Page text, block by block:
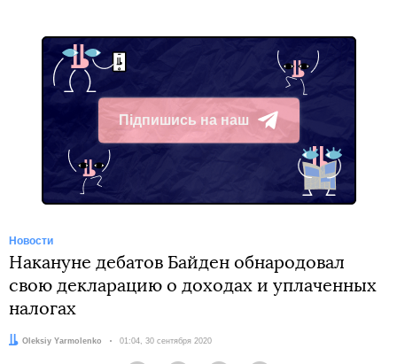
Підпишись на наш
Telegram
Новости
Накануне дебатов Байден обнародовал
свою декларацию о доходах и уплаченных
налогах
Автор:
Oleksiy Yarmolenko Дата:
01:04, 30 сентября 2020